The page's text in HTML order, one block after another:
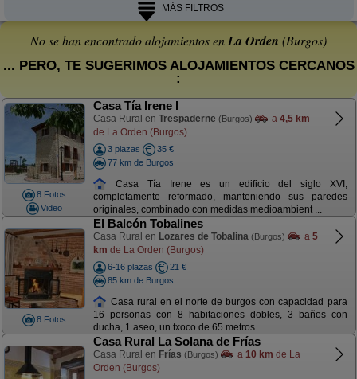
MÁS FILTROS
No se han encontrado alojamientos enLa Orden (Burgos)
... PERO, TE SUGERIMOS ALOJAMIENTOS CERCANOS
:
8 Fotos
Video
Casa Tía Irene I
Casa Rural en Trespaderne (Burgos) a 4,5 km
de La Orden (Burgos)
3 plazas
35 €
77 km de Burgos
Casa Tía Irene es un edificio del siglo XVI,
completamente reformado, manteniendo sus paredes
originales, combinado con medidas medioambient ...
8 Fotos
El Balcón Tobalines
Casa Rural en Lozares de Tobalina (Burgos) a 5
km de La Orden (Burgos)
6-16 plazas
21 €
85 km de Burgos
Casa rural en el norte de burgos con capacidad para
16 personas con 8 habitaciones dobles, 3 baños con
ducha, 1 aseo, un txoco de 65 metros ...
Casa Rural La Solana de Frías
Casa Rural en Frías (Burgos) a 10 km de La
Orden (Burgos)